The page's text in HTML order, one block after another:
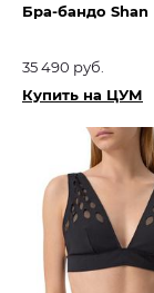
Бра-бандо Shan
35 490 руб.
Купить на ЦУМ